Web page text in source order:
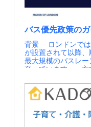
ナンスの構築― Nivel社 シェアモビリテ
流サービスの拡大
ト周辺では、駐輪・
混沌とした状況が生じてい
是正を図りたいも
が保有しており、
得られないという課題が
対し、Nivel社は公
Managementを導入
ド、ポートは原則
れ、車両位置や駐
し、デジタル上の
用できる仕組みが導入さ
管理者は、 ポータル
「
とが、LOM法によ
デジタル人材が足
しまいます。 その
問い合わせページ
対応できないデー
サイトでガイドブッ
無料サポートを政
プンデータ化の課
活用プロジェクト
よると「リアルタ
難しいことです。
IDFM（州）が情報
転車を含む多様な
民間事業者がばらば
が連携して同一の
展開した点にあります。 基盤となっ
IDFMが整備・運用
盤PRIM（Plateforme
la Mobilité）です。 大会向けには、競技に関す
で利用可能にする
のPOI（地点情報
設、駐輪場といっ
た。IDFMはこのデ
込まず、他の経路
Urban Mobilityおよ
し、Web上で無料
市の特性や健康上の
施策などを設定す
たる多数の健康指
されます。それに
て毎年どれだけの健
かを試算する点も大
and Health Practical
ント この取り組みのポイントは、健康と都市計
画の関係が学術研
ず、実際の都市・
れる実用ツールに
JCOMMメーリング
ューズレター（年4
究に関わる様々な
的として、 一般社
ネジメント会議よ
す。・MM関連ニュ
関連の最新情報を一
関連イベント等の情
関連情報 毎年開催
や参加情報をいち
バス優先政策の
背景 ロンドンでは1968年に最初のバスレーン
が設置されて以降
最大規模のバスレー
至っています。一方
継続的なバスレー
らず、バスの平均
た。そしてこれは
ていると考えられ
て国政の運輸大臣